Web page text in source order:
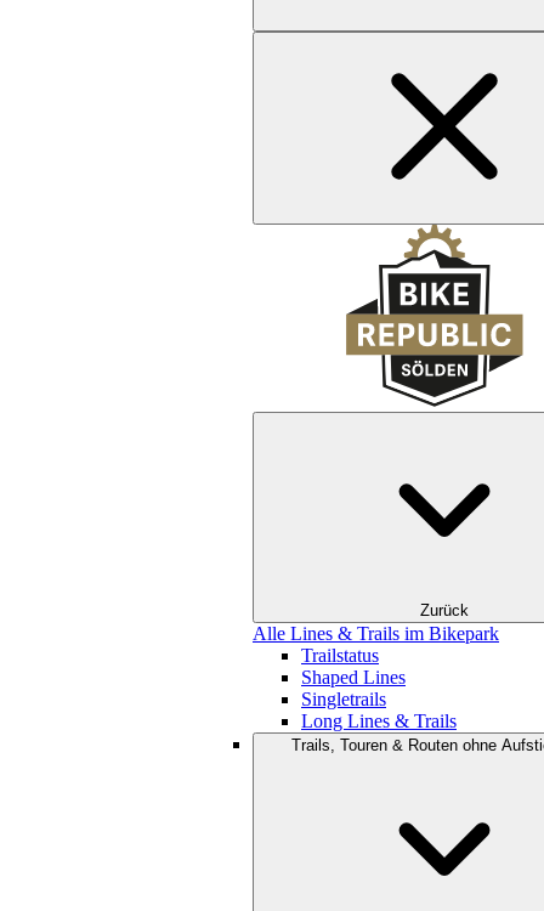
Zurück
Alle Lines & Trails im Bikepark
Trailstatus
Shaped Lines
Singletrails
Long Lines & Trails
Trails, Touren & Routen ohne